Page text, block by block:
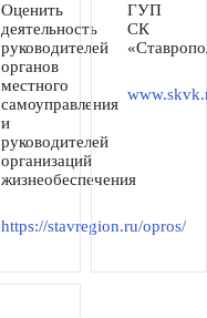
Оценить
деятельность
руководителей
органов
местного
самоуправления
и
руководителей
организаций
жизнеобеспечения
https://stavregion.ru/opros/
ГУП
СК